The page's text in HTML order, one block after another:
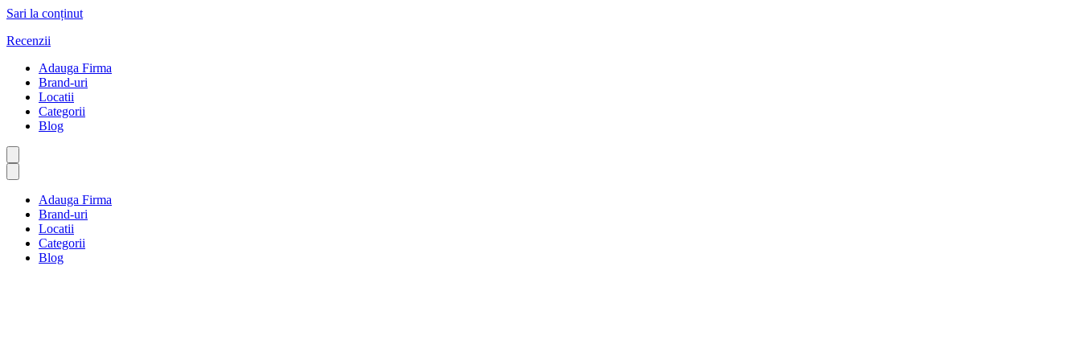
Sari la conținut
Recenzii
Adauga Firma
Brand-uri
Locatii
Categorii
Blog
Adauga Firma
Brand-uri
Locatii
Categorii
Blog